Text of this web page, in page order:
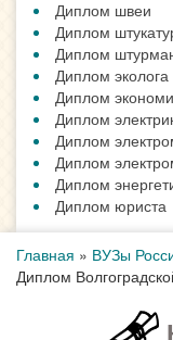
Диплом швеи
Диплом
Диплом
Диплом эколога
Диплом
Диплом
Диплом
Диплом
Диплом
Диплом юриста
Главная » ВУЗы
Диплом